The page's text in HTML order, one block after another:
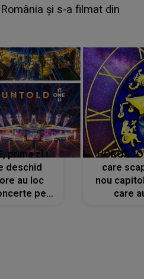
Aflându-se în fața
IMEDIAT: "Am
prima zi.
deschid
au loc
pe
care
nou
care